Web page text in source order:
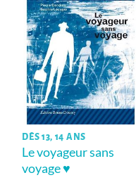
DÈS 13, 14 ANS
Le voyageur sans
voyage ♥